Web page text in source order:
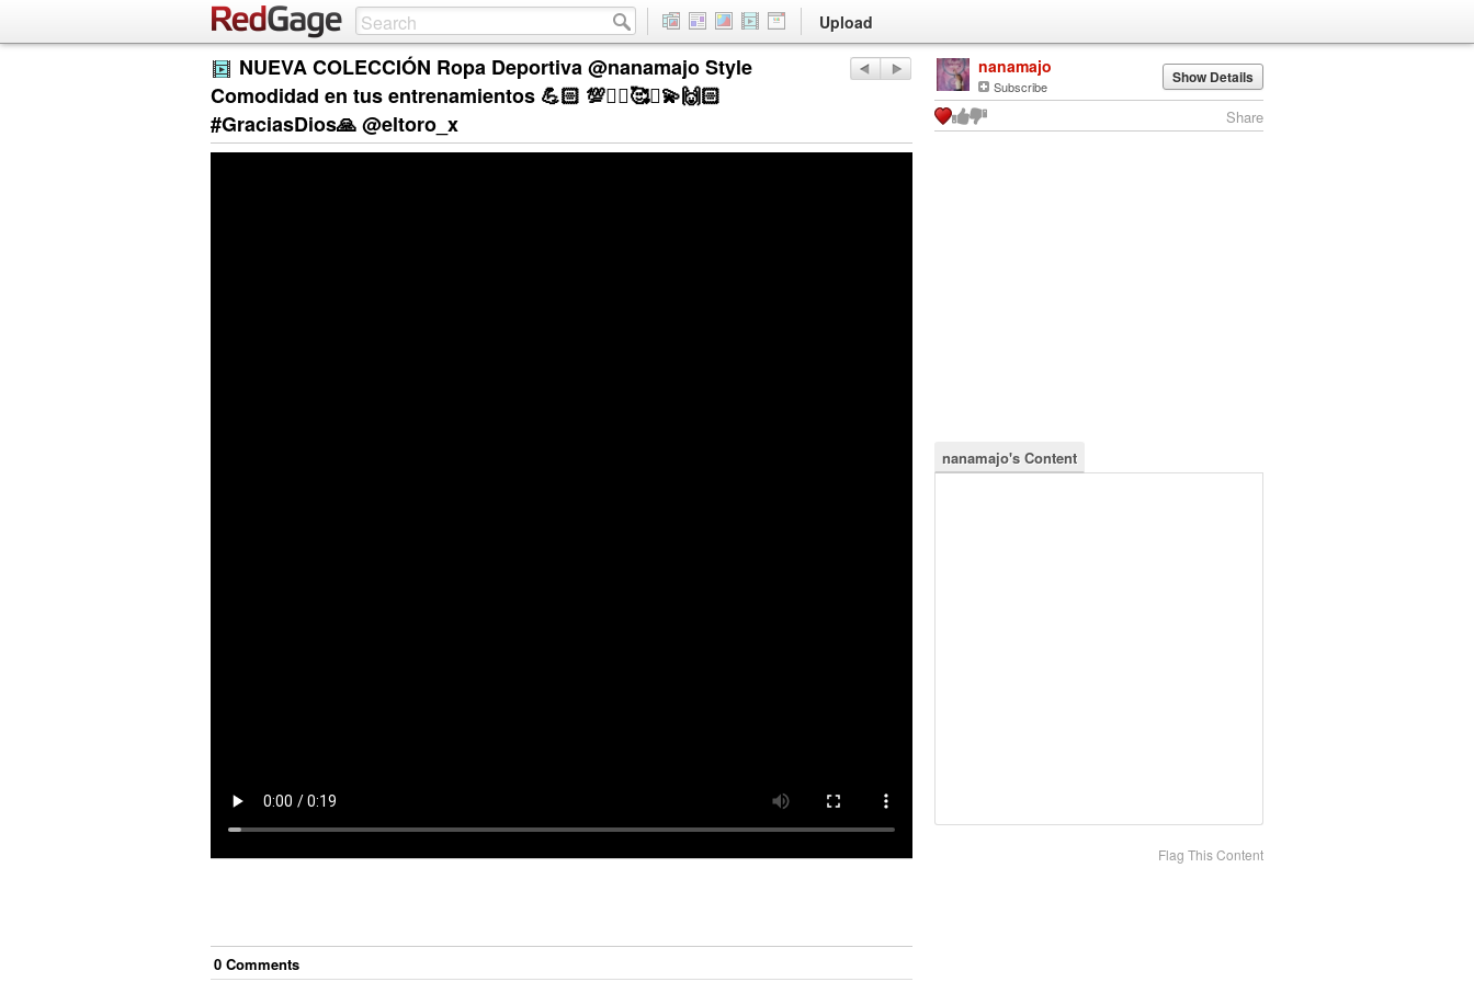
Upload
NUEVA COLECCIÓN Ropa Deportiva @nanamajo Style
Comodidad en tus entrenamientos 💪🏻 💯🏋️‍♀️🥰✨💫🙌🏻
#GraciasDios🙏 @eltoro_x
0 Comments
nanamajo
Subscribe Show Details
Share
nanamajo's Content
Flag This Content